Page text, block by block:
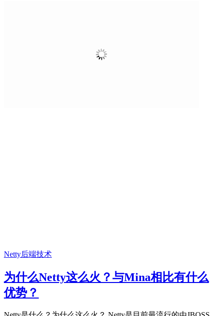
Netty后端技术
为什么Netty这么火？与Mina相比有什么
优势？